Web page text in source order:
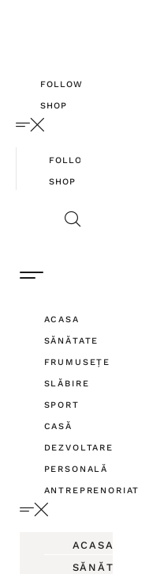
FOLLOW
SHOP
FOLLOW
SHOP
ACASA
SĂNĂTATE
FRUMUSEȚE
SLĂBIRE
SPORT
CASĂ
DEZVOLTARE
PERSONALĂ
ANTREPRENORIAT
ACASA
SĂNĂTATE